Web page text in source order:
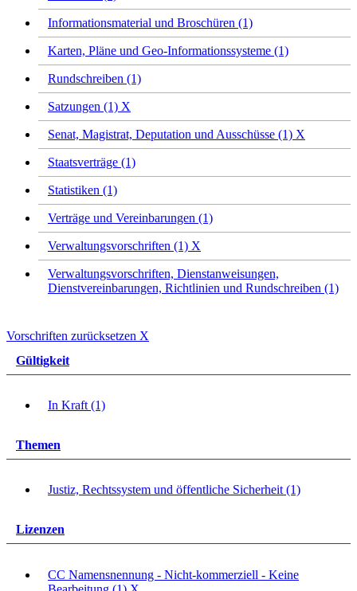
Informationsmaterial und Broschüren (1)
Karten, Pläne und Geo-Informationssysteme (1)
Rundschreiben (1)
Satzungen (1) X
Senat, Magistrat, Deputation und Ausschüsse (1) X
Staatsverträge (1)
Statistiken (1)
Verträge und Vereinbarungen (1)
Verwaltungsvorschriften (1) X
Verwaltungsvorschriften, Dienstanweisungen,
Dienstvereinbarungen, Richtlinien und Rundschreiben (1)
Vorschriften zurücksetzen X
Gültigkeit
In Kraft (1)
Themen
Justiz, Rechtssystem und öffentliche Sicherheit (1)
Lizenzen
CC Namensnennung - Nicht-kommerziell - Keine